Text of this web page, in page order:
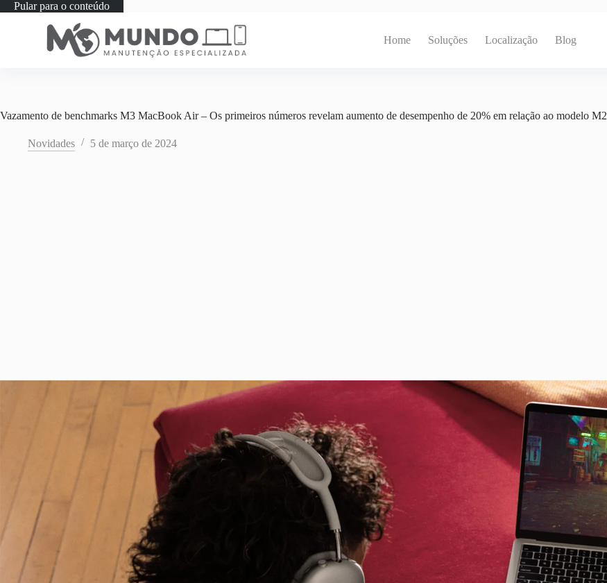
Pular para o conteúdo
Home Soluções Localização Blog
Vazamento de benchmarks M3 MacBook Air – Os primeiros números revelam aumento de desempenho de 20% em relação ao modelo M2
Novidades 5 de março de 2024